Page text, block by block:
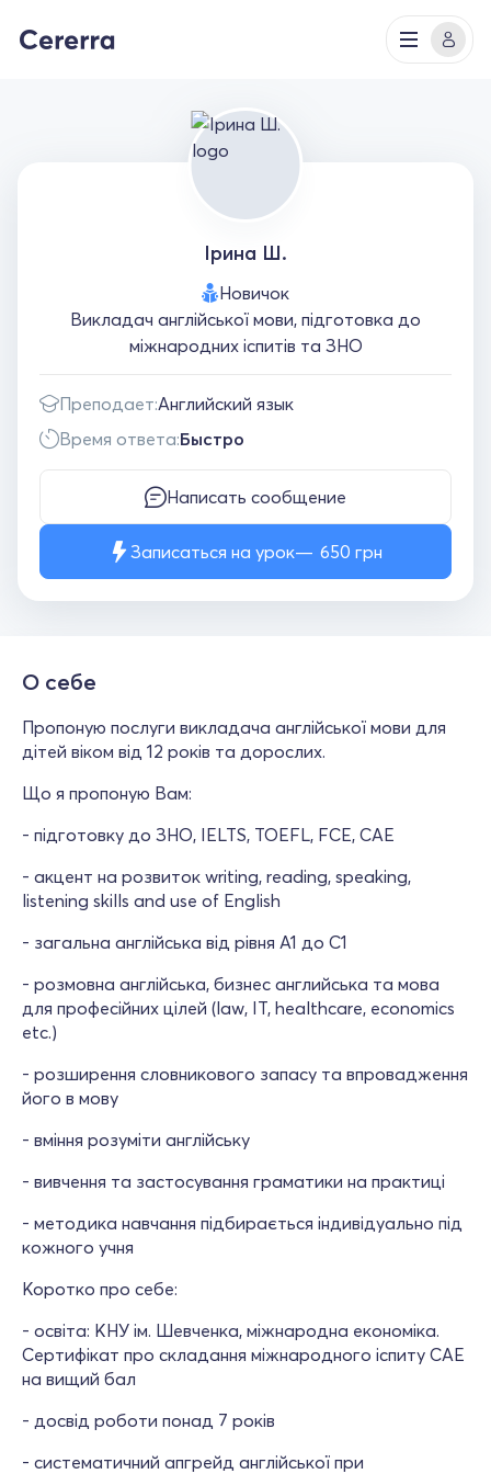
Ірина Ш.
Новичок
Викладач англійської мови, підготовка до
міжнародних іспитів та ЗНО
Преподает:Английский язык
Время ответа:Быстро
Написать сообщение
Записаться на урок 650 грн
О себе
Пропоную послуги викладача англійської мови для
дітей віком від 12 років та дорослих.
Що я пропоную Вам:
- підготовку до ЗНО, IELTS, TOEFL, FCE, CAE
- акцент на розвиток writing, reading, speaking,
listening skills and use of English
- загальна англійська від рівня А1 до С1
- розмовна англійська, бизнес английська та мова
для професійних цілей (law, IT, healthcare, economics
etc.)
- розширення словникового запасу та впровадження
його в мову
- вміння розуміти англійську
- вивчення та застосування граматики на практиці
- методика навчання підбирається індивідуально під
кожного учня
Коротко про себе:
- освіта: КНУ ім. Шевченка, міжнародна економіка.
Сертифікат про складання міжнародного іспиту САЕ
на вищий бал
- досвід роботи понад 7 років
- систематичний апгрейд англійської при